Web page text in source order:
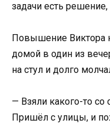
задачи есть
Повышение Виктора
домой в один из
на стул и долго
— Взяли какого-то со
Пришёл с улицы, и